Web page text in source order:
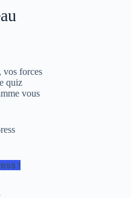
vos forces
quiz
vous
!